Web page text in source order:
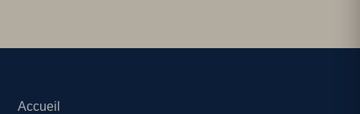
Accueil